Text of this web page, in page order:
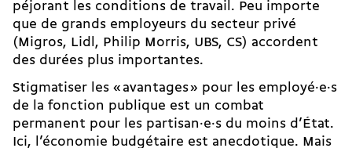
péjorant les conditions de travail. Peu importe
que de grands employeurs du secteur privé
(Migros, Lidl, Philip Morris, UBS, CS) accordent
des durées plus importantes.
Stigmatiser les « avantages » pour les employé·e·s
de la fonction publique est un combat
permanent pour les partisan·e·s du moins d’État.
Ici, l’économie budgétaire est anecdotique. Mais